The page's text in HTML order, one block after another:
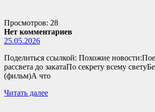
Просмотров: 28
Нет комментариев
25.05.2026
Поделиться ссылкой: Похожие
рассвета до закатаПо секрету всему
(фильм)А что
Читать далее